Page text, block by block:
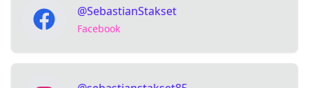
@SebastianStakset
Facebook